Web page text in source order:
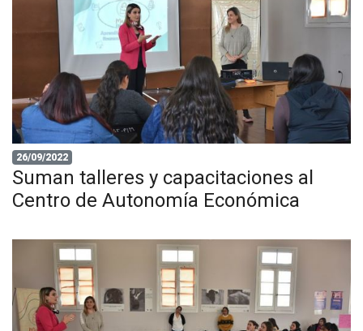
26/09/2022
Suman talleres y capacitaciones al
Centro de Autonomía Económica